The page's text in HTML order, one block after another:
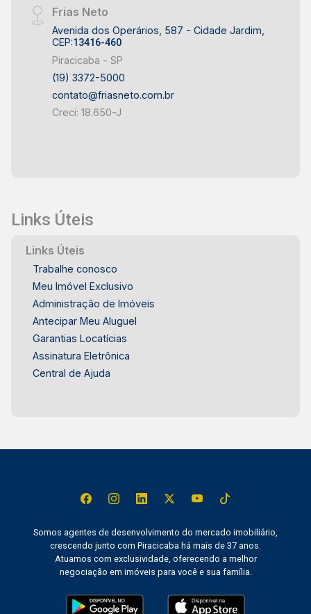
Frias Neto
Avenida dos Operários, 587 - Cidade Jardim,
CEP:13416-460
Piracicaba - SP
(19) 3372-5000
contato@friasneto.com.br
Creci: 18.650-J
Links Úteis
Links Úteis
Trabalhe conosco
Meu Imóvel Exclusivo
Administração de Imóveis
Antecipar Meu Aluguel
Garantias Locatícias
Assinatura Eletrônica
Central de Ajuda
Somos agentes de desenvolvimento do mercado imobiliário,
crescendo junto com Piracicaba há mais de 37 anos.
Atuamos com exclusividade, oferecendo a melhor
negociação em imóveis para você e sua família.